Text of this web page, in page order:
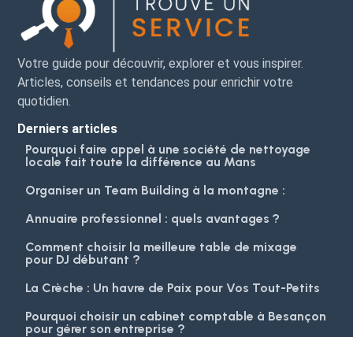
Votre guide pour découvrir, explorer et vous inspirer.
Articles, conseils et tendances pour enrichir votre
quotidien.
Derniers articles
Pourquoi faire appel à une société de nettoyage
locale fait toute la différence au Mans
Organiser un Team Building à la montagne :
Annuaire professionnel : quels avantages ?
Comment choisir la meilleure table de mixage
pour DJ débutant ?
La Crèche : Un havre de Paix pour Vos Tout-Petits
Pourquoi choisir un cabinet comptable à Besançon
pour gérer son entreprise ?